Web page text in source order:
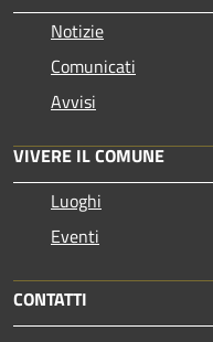
Notizie
Comunicati
Avvisi
VIVERE IL COMUNE
Luoghi
Eventi
CONTATTI